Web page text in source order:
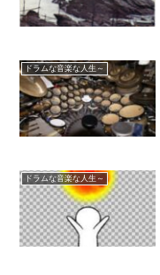
ドラムな音楽な人生～
ドラムな音楽な人生～